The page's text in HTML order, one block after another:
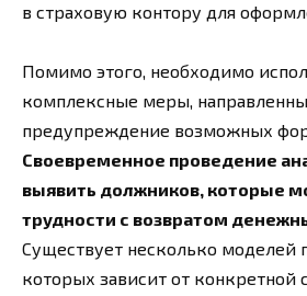
в страховую контору для
Помимо этого, необходимо
комплексные меры,
предупреждение возможных
Своевременное проведение
выявить должников, которые
трудности с возвратом
Существует несколько моделей
которых зависит от конкретной